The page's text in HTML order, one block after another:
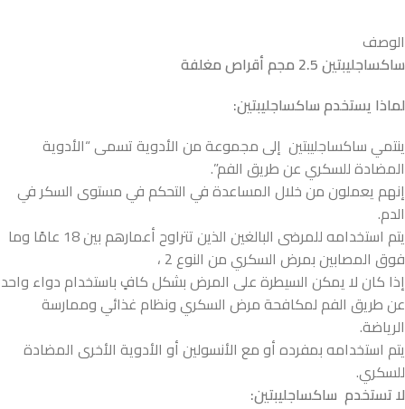
الوصف
ساكساجليبتين 2.5 مجم أقراص مغلفة
لماذا يستخدم ساكساجليبتين:
ينتمي ساكساجليبتين إلى مجموعة من الأدوية تسمى “الأدوية
المضادة للسكري عن طريق الفم”.
إنهم يعملون من خلال المساعدة في التحكم في مستوى السكر في
الدم.
يتم استخدامه للمرضى البالغين الذين تتراوح أعمارهم بين 18 عامًا وما
فوق المصابين بمرض السكري من النوع 2 ،
إذا كان لا يمكن السيطرة على المرض بشكل كافٍ باستخدام دواء واحد
عن طريق الفم لمكافحة مرض السكري ونظام غذائي وممارسة
الرياضة.
يتم استخدامه بمفرده أو مع الأنسولين أو الأدوية الأخرى المضادة
للسكري.
لا تستخدم ساكساجليبتين: